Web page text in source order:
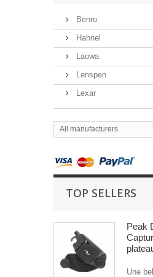
Benro
Hahnel
Laowa
Lenspen
Lexar
All manufacturers
TOP SELLERS
Peak
Une